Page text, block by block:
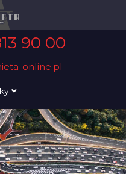
90 00
online.pl